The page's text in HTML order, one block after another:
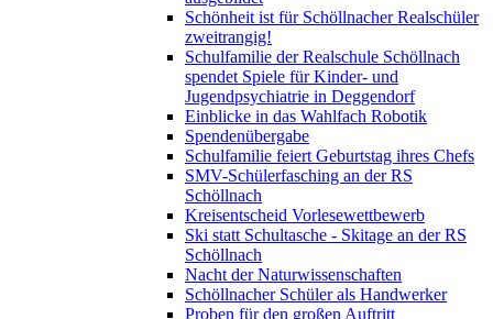
Schönheit ist für Schöllnacher Realschüler
zweitrangig!
Schulfamilie der Realschule Schöllnach
spendet Spiele für Kinder- und
Jugendpsychiatrie in Deggendorf
Einblicke in das Wahlfach Robotik
Spendenübergabe
Schulfamilie feiert Geburtstag ihres Chefs
SMV-Schülerfasching an der RS
Schöllnach
Kreisentscheid Vorlesewettbewerb
Ski statt Schultasche - Skitage an der RS
Schöllnach
Nacht der Naturwissenschaften
Schöllnacher Schüler als Handwerker
Proben für den großen Auftritt